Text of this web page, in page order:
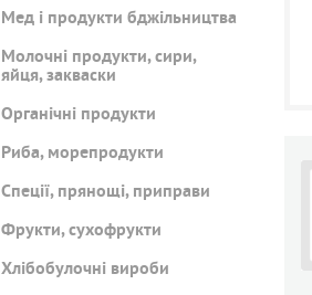
Мед і продукти бджільництва
Молочні продукти, сири,
яйця, закваски
Органічні продукти
Риба, морепродукти
Спеції, прянощі, приправи
Фрукти, сухофрукти
Хлібобулочні вироби